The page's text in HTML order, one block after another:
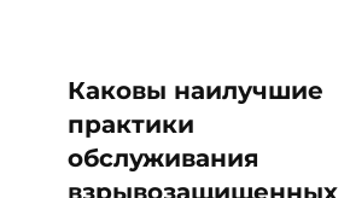
Каковы наилучшие
практики
обслуживания
взрывозащищенных